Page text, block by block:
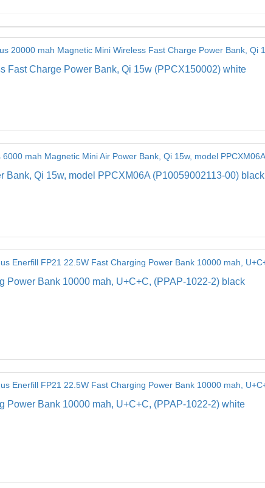
Fast Charge Power Bank, Qi 15w (PPCX150002) white
Bank, Qi 15w, model PPCXM06A (P10059002113-00) black
Power Bank 10000 mah, U+C+C, (PPAP-1022-2) black
Power Bank 10000 mah, U+C+C, (PPAP-1022-2) white